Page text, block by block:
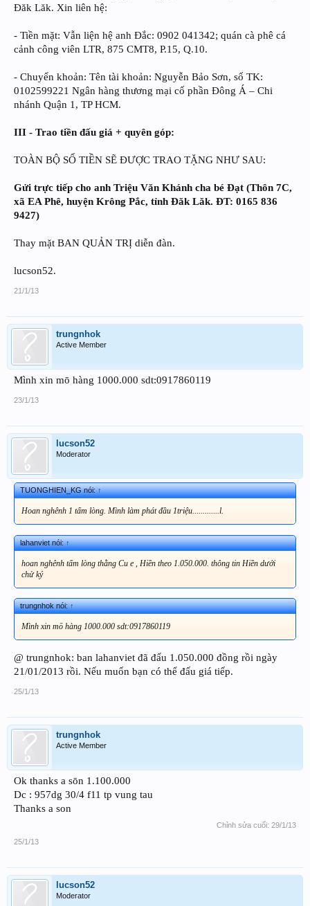
Đăk Lăk. Xin liên hệ:
- Tiền mặt: Vẫn liện hệ anh Đắc: 0902 041342; quán cà phê cá
cảnh công viên LTR, 875 CMT8, P.15, Q.10.
- Chuyển khoản: Tên tài khoản: Nguyễn Bảo Sơn, số TK:
0102599221 Ngân hàng thương mại cố phần Đông Á – Chi
nhánh Quận 1, TP HCM.
III - Trao tiền đấu giá + quyên góp:
TOÀN BỘ SỐ TIỀN SẼ ĐƯỢC TRAO TẶNG NHƯ SAU:
Gửi trực tiếp cho anh Triệu Văn Khánh cha bé Đạt (Thôn 7C,
xã EA Phê, huyện Krông Pắc, tỉnh Đăk Lăk. ĐT: 0165 836
9427)
Thay mặt BAN QUẢN TRỊ diễn đàn.
lucson52.
21/1/13
trungnhok
Active Member
Mình xin mō hàng 1000.000 sdt:0917860119
23/1/13
lucson52
Moderator
TUONGHIEN_KG nói:↑
Hoan nghênh 1 tấm lòng. Mình làm phát đầu 1triệu.............l.
lahanviet nói:↑
hoan nghênh tấm lòng thằng Cu e , Hiền theo 1.050.000. thông tin Hiền dưới
chử ký
trungnhok nói:↑
Mình xin mō hàng 1000.000 sdt:0917860119
@ trungnhok: ban lahanviet đã đấu 1.050.000 đồng rồi ngày
21/01/2013 rồi. Nếu muốn bạn có thể đấu giá tiếp.
25/1/13
trungnhok
Active Member
Ok thanks a sōn 1.100.000
Dc : 957dg 30/4 f11 tp vung tau
Thanks a son
Chỉnh sửa cuối: 29/1/13
25/1/13
lucson52
Moderator